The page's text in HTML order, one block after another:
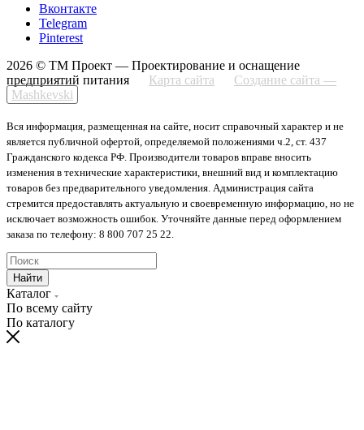
Вконтакте
Telegram
Pinterest
2026 © ТМ Проект — Проектирование и оснащение
предприятий питания
Карта сайта
Создание сайта —
Mashkevski
Вся информация, размещенная на сайте, носит справочный характер и не
является публичной офертой, определяемой положениями ч.2, ст. 437
Гражданского кодекса РФ. Производители товаров вправе вносить
изменения в технические характеристики, внешний вид и комплектацию
товаров без предварительного уведомления. Администрация сайта
стремится предоставлять актуальную и своевременную информацию, но не
исключает возможность ошибок. Уточняйте данные перед оформлением
заказа по телефону: 8 800 707 25 22.
Найти
Каталог
По всему сайту
По каталогу